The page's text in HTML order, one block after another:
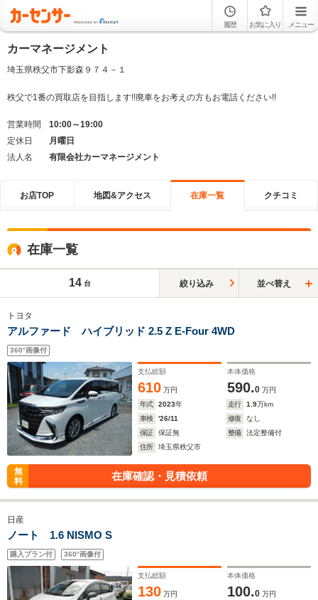
履歴 お気に入り メニュー
カーマネージメント
埼玉県秩父市下影森９７４－１
秩父で1番の買取店を目指します!!廃車をお考えの方もお電話ください!!
営業時間
10:00～19:00
定休日
月曜日
法人名
有限会社カーマネージメント
お店TOP 地図&アクセス 在庫一覧 クチコミ
在庫一覧
14 台 絞り込み 並べ替え
トヨタ
アルファード ハイブリッド 2.5 Z E-Four 4WD
360°画像付
支払総額
610 万円
本体価格
590.0 万円
年式
2023年 走行 1.9万km
車検
'26/11 修復
なし
保証
保証無 整備
法定整備付
住所
埼玉県秩父市
無
料
在庫確認・見積依頼
日産
ノート 1.6 NISMO S
購入プラン付 360°画像付
支払総額
130 万円
本体価格
100.0 万円